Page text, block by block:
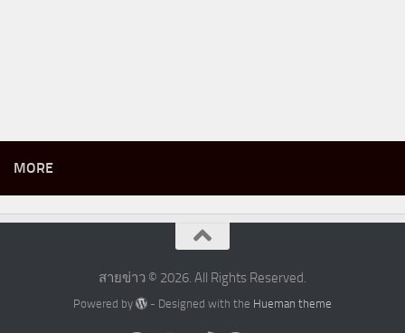
MORE
สายข่าว © 2026. All Rights Reserved.
Powered by - Designed with the Hueman theme